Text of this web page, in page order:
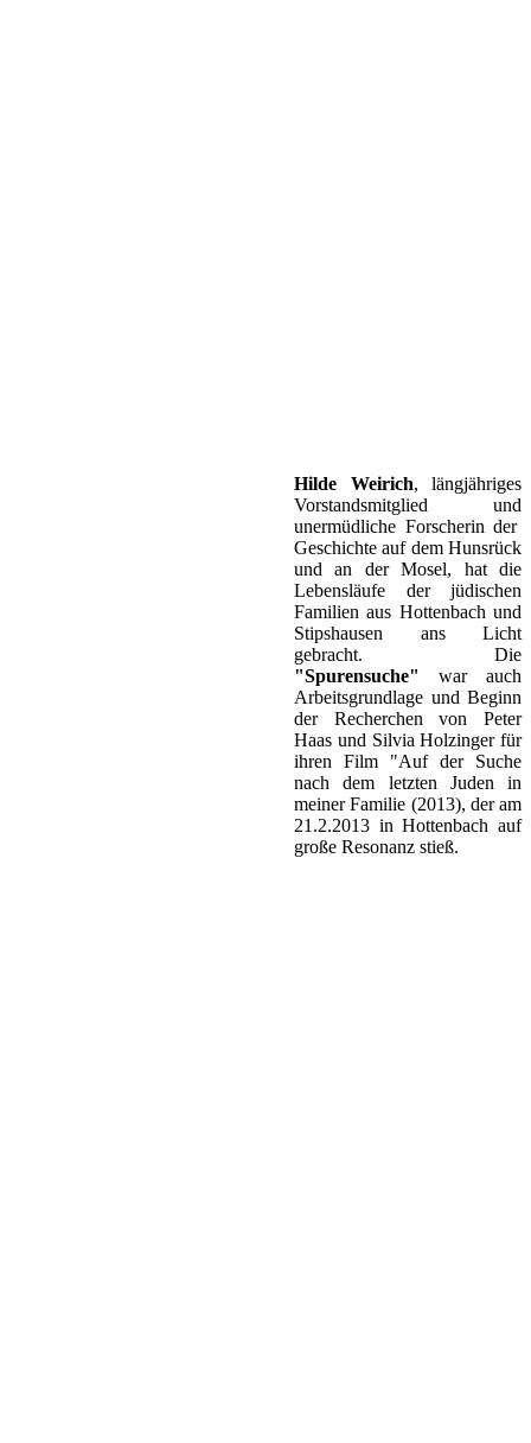
Hilde Weirich, längjähriges
Vorstandsmitglied und
unermüdliche Forscherin der
Geschichte auf dem Hunsrück
und an der Mosel, hat die
Lebensläufe der jüdischen
Familien aus Hottenbach und
Stipshausen ans Licht
gebracht. Die
"Spurensuche"
war auch
Arbeitsgrundlage und Beginn
der Recherchen von Peter
Haas und Silvia Holzinger für
ihren Film "Auf der Suche
nach dem letzten Juden in
meiner Familie (2013), der am
21.2.2013 in Hottenbach auf
große Resonanz stieß.